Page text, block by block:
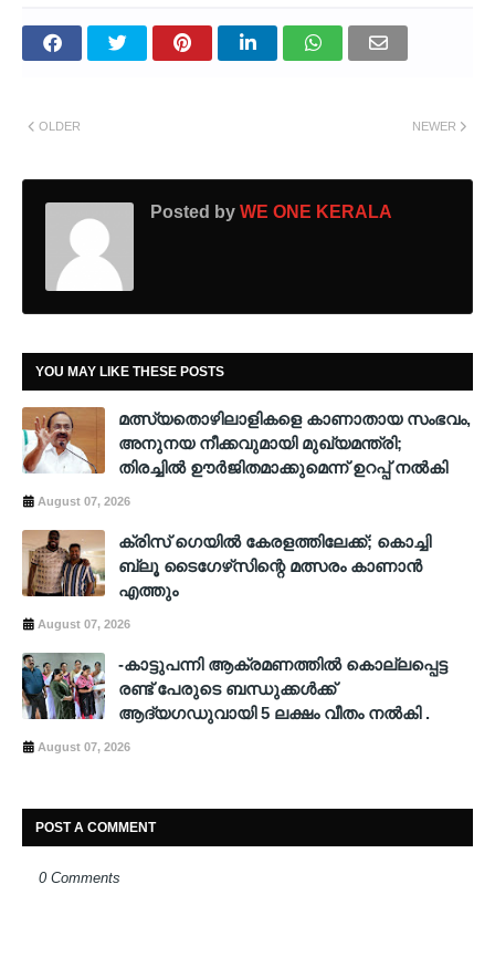
NEWER
OLDER
Posted by WE ONE KERALA
YOU MAY LIKE THESE POSTS
മത്സ്യതൊഴിലാളികളെ കാണാതായ സംഭവം,
അനുനയ നീക്കവുമായി മുഖ്യമന്ത്രി;
തിരച്ചിൽ ഊർജിതമാക്കുമെന്ന് ഉറപ്പ് നൽകി
August 07, 2026
ക്രിസ് ഗെയില്‍ കേരളത്തിലേക്ക്; കൊച്ചി
ബ്ലൂ ടൈഗേഴ്‌സിന്റെ മത്സരം കാണാന്‍
എത്തും
August 07, 2026
-കാട്ടുപന്നി ആക്രമണത്തിൽ കൊല്ലപ്പെട്ട
രണ്ട് പേരുടെ ബന്ധുക്കൾക്ക്
ആദ്യഗഡുവായി 5 ലക്ഷം വീതം നൽകി .
August 07, 2026
POST A COMMENT
0 Comments